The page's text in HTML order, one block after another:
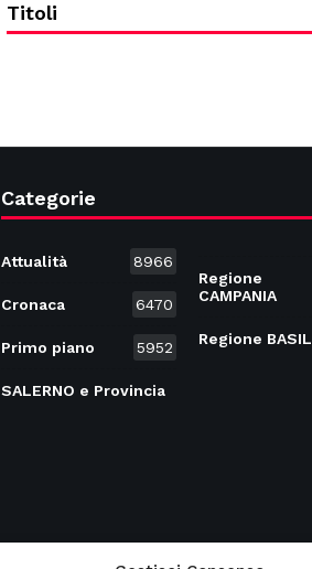
Titoli
Categorie
Attualità 8966
Cronaca 6470
Primo piano 5952
SALERNO e Provincia
Regione
CAMPANIA
Regione